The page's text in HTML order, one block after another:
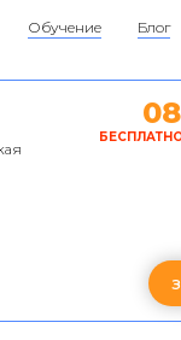
Обучение Блог